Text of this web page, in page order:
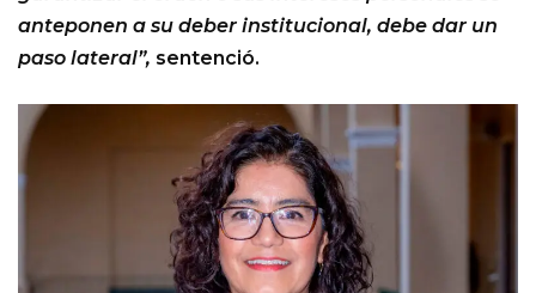
anteponen a su deber institucional, debe dar un
paso lateral”, sentenció.